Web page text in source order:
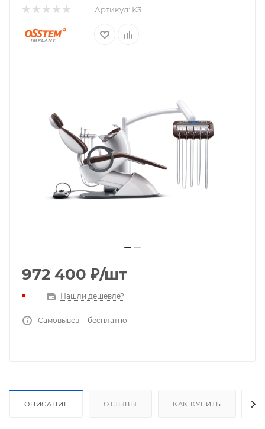
Артикул: K3
972 400 ₽/шт
Нашли дешевле?
Самовывоз - бесплатно
ОПИСАНИЕ ОТЗЫВЫ КАК КУПИТЬ